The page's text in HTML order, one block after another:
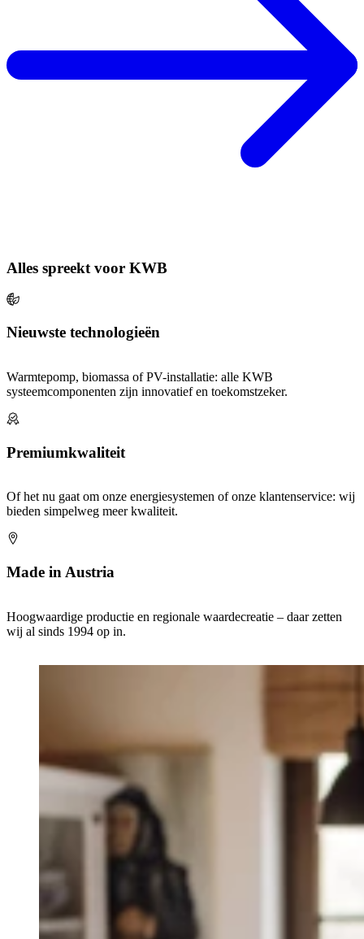
Alles spreekt voor KWB
Nieuwste technologieën
Warmtepomp, biomassa of PV-installatie: alle KWB
systeemcomponenten zijn innovatief en toekomstzeker.
Premiumkwaliteit
Of het nu gaat om onze energiesystemen of onze klantenservice: wij
bieden simpelweg meer kwaliteit.
Made in Austria
Hoogwaardige productie en regionale waardecreatie – daar zetten
wij al sinds 1994 op in.